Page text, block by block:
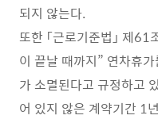
되지 않는다.
또한 「근로기준법」 제
이 끝날 때까지” 연차휴
가 소멸된다고 규정하고
어 있지 않은 계약기간 1